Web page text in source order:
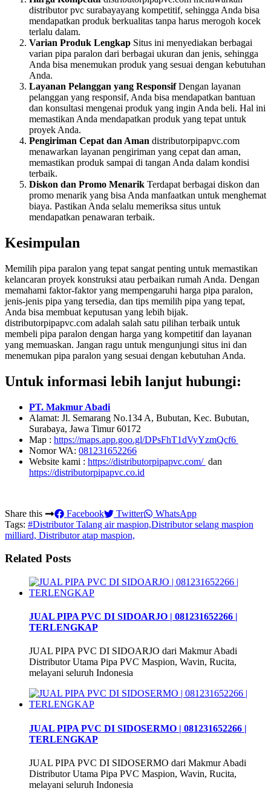
distributor pvc surabayayang kompetitif, sehingga Anda bisa
mendapatkan produk berkualitas tanpa harus merogoh kocek
terlalu dalam.
Varian Produk Lengkap Situs ini menyediakan berbagai
varian pipa paralon dari berbagai ukuran dan jenis, sehingga
Anda bisa menemukan produk yang sesuai dengan kebutuhan
Anda.
Layanan Pelanggan yang ResponsifDengan layanan
pelanggan yang responsif, Anda bisa mendapatkan bantuan
dan konsultasi mengenai produk yang ingin Anda beli. Hal ini
memastikan Anda mendapatkan produk yang tepat untuk
proyek Anda.
Pengiriman Cepat dan Aman distributorpipapvc.com
menawarkan layanan pengiriman yang cepat dan aman,
memastikan produk sampai di tangan Anda dalam kondisi
terbaik.
Diskon dan Promo Menarik Terdapat berbagai diskon dan
promo menarik yang bisa Anda manfaatkan untuk menghemat
biaya. Pastikan Anda selalu memeriksa situs untuk
mendapatkan penawaran terbaik.
Kesimpulan
Memilih pipa paralon yang tepat sangat penting untuk memastikan
kelancaran proyek konstruksi atau perbaikan rumah Anda. Dengan
memahami faktor-faktor yang mempengaruhi harga pipa paralon,
jenis-jenis pipa yang tersedia, dan tips memilih pipa yang tepat,
Anda bisa membuat keputusan yang lebih bijak.
distributorpipapvc.com adalah salah satu pilihan terbaik untuk
membeli pipa paralon dengan harga yang kompetitif dan layanan
yang memuaskan. Jangan ragu untuk mengunjungi situs ini dan
menemukan pipa paralon yang sesuai dengan kebutuhan Anda.
Untuk informasi lebih lanjut hubungi:
PT. Makmur Abadi
Alamat: Jl. Semarang No.134 A, Bubutan, Kec. Bubutan,
Surabaya, Jawa Timur 60172
Map : https://maps.app.goo.gl/DPsFhT1dVyYzmQcf6
Nomor WA: 081231652266
Website kami : https://distributorpipapvc.com/ dan
https://distributorpipapvc.co.id
Share this Facebook Twitter
WhatsApp
Tags: #Distributor Talang air maspion,Distributor selang maspion
milliard, Distributor atap maspion,
Related Posts
JUAL PIPA PVC DI SIDOARJO | 081231652266 |
TERLENGKAP
JUAL PIPA PVC DI SIDOARJO dari Makmur Abadi
Distributor Utama Pipa PVC Maspion, Wavin, Rucita,
melayani seluruh Indonesia
JUAL PIPA PVC DI SIDOSERMO | 081231652266 |
TERLENGKAP
JUAL PIPA PVC DI SIDOSERMO dari Makmur Abadi
Distributor Utama Pipa PVC Maspion, Wavin, Rucita,
melayani seluruh Indonesia